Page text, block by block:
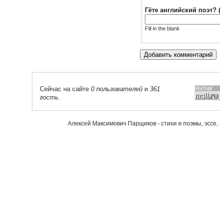
Гёте английский
Fill in the blank
Сейчас на сайте 0 пользователей и 361
гость.
Алексей Максимович Парщиков - стихи и поэмы,